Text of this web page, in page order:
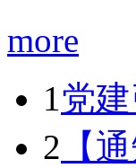
more
1党
2 【